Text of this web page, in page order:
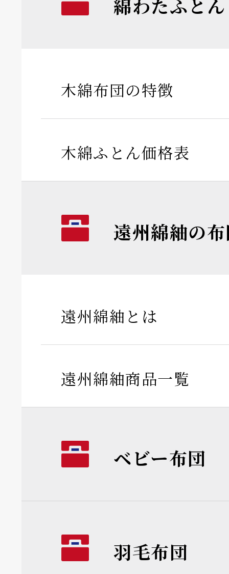
綿わたふとん
木綿布団の特徴
木綿ふとん価格表
遠州綿紬の
遠州綿紬とは
遠州綿紬商品一覧
ベビー布団
羽毛布団